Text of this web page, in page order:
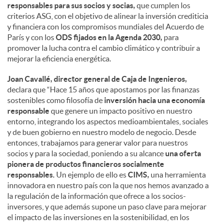
responsables para sus socios y socias, que cumplen los
criterios ASG, con el objetivo de alinear la inversión crediticia
y financiera con los compromisos mundiales del Acuerdo de
París y con losODS fijados en la Agenda 2030, para
promover la lucha contra el cambio climático y contribuir a
mejorar la eficiencia energética.
Joan Cavallé, director general de Caja de Ingenieros,
declara que “Hace 15 años que apostamos por las finanzas
sostenibles como filosofía de inversión hacia una economía
responsable que genere un impacto positivo en nuestro
entorno, integrando los aspectos medioambientales, sociales
y de buen gobierno en nuestro modelo de negocio. Desde
entonces, trabajamos para generar valor para nuestros
socios y para la sociedad, poniendo a su alcance una oferta
pionera de productos financieros socialmente
responsables. Un ejemplo de ello esCIMS, una herramienta
innovadora en nuestro país con la que nos hemos avanzado a
la regulación de la información que ofrece a los socios-
inversores, y que además supone un paso clave para mejorar
el impacto de las inversiones en la sostenibilidad, en los